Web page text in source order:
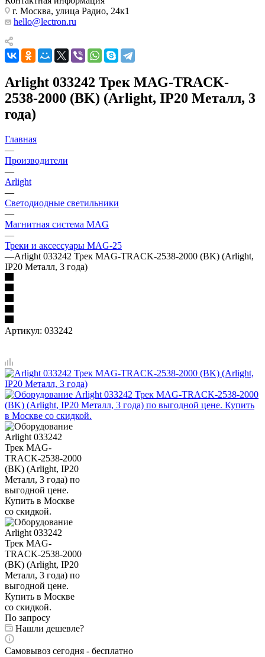
г. Москва, улица Радио, 24к1
hello@lectron.ru
Arlight 033242 Трек MAG-TRACK-
2538-2000 (BK) (Arlight, IP20 Металл, 3
года)
Главная
—
Производители
—
Arlight
—
Светодиодные светильники
—
Магнитная система MAG
—
Треки и аксессуары MAG-25
—Arlight 033242 Трек MAG-TRACK-2538-2000 (BK) (Arlight,
IP20 Металл, 3 года)
Артикул: 033242
По запросу
Нашли дешевле?
Самовывоз сегодня - бесплатно